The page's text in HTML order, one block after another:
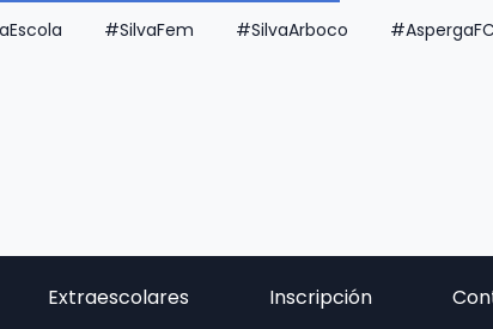
#SilvaFem #SilvaArboco #AspergaFC
Extraescolares Inscripción